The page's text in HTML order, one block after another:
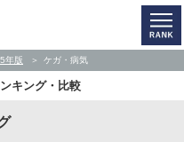
年版 ケガ・病気
キング・比較